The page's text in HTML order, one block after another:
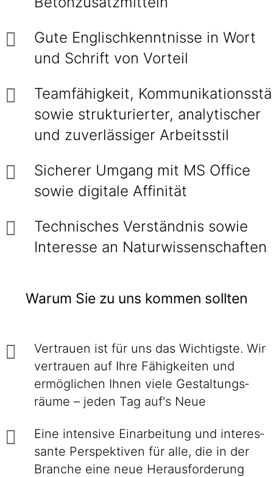
Gute Englischkenntnisse in Wort
und Schrift von Vorteil
Teamfähigkeit,
sowie strukturierter, analytischer
und zuverlässiger Arbeitsstil
Sicherer Umgang mit MS Office
sowie digitale Affinität
Technisches Verständnis sowie
Interesse an Naturwissenschaften
Warum Sie zu uns kommen sollten
Vertrauen ist für uns das Wichtigste. Wir
ver­trauen auf Ihre Fähig­keiten und
ermög­lichen Ihnen viele Gestaltungs­
räume – jeden Tag auf's Neue
Eine intensive Einarbei­tung und interes­
sante Perspek­tiven für alle, die in der
Branche eine neue Heraus­forderung